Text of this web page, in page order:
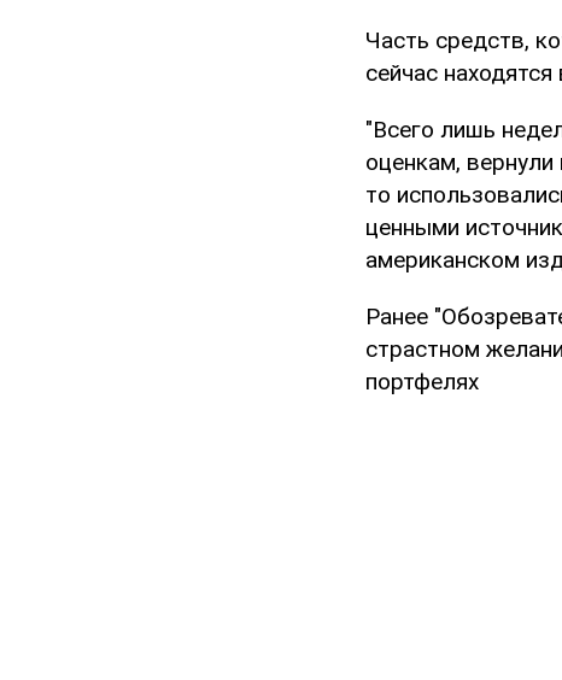
Часть средств,
сейчас
"Всего лишь
оценкам,
то
ценными
американском
Ранее
страстном
портфелях